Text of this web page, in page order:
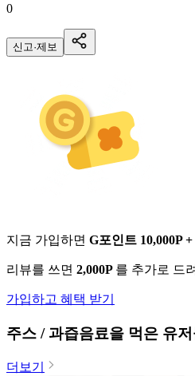
0
신고·제보
지금 가입하면 G포인트 10,000P
리뷰를 쓰면 2,000P 를 추가로 드
가입하고 혜택 받기
주스 / 과즙음료을 먹은 유
더보기